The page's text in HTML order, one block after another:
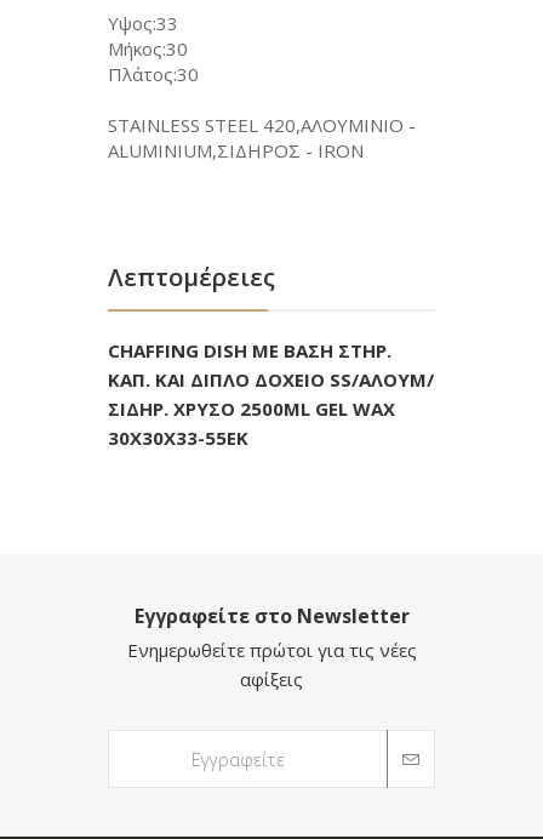
Υψος:33
Μήκος:30
Πλάτος:30
STAINLESS STEEL 420,ΑΛΟΥΜΙΝΙΟ -
ALUMINIUM,ΣΙΔΗΡΟΣ - IRON
Λεπτομέρειες
CHAFFING DISH ΜΕ ΒΑΣΗ ΣΤΗΡ.
ΚΑΠ. ΚΑΙ ΔΙΠΛΟ ΔΟΧΕΙΟ SS/ΑΛΟΥΜ/
ΣΙΔΗΡ. ΧΡΥΣΟ 2500ML GEL WAX
30Χ30Χ33-55ΕΚ
Εγγραφείτε στο Newsletter
Ενημερωθείτε πρώτοι για τις νέες
αφίξεις